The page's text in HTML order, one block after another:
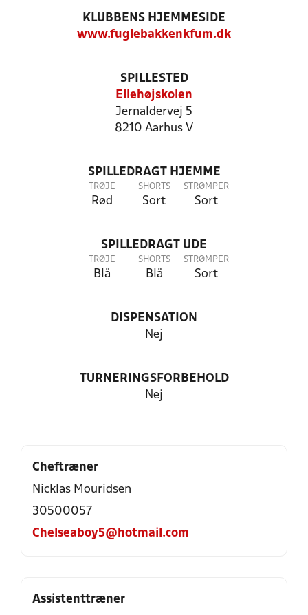
KLUBBENS HJEMMESIDE
www.fuglebakkenkfum.dk
SPILLESTED
Ellehøjskolen
Jernaldervej 5
8210 Aarhus V
SPILLEDRAGT HJEMME
TRØJE
Rød
SHORTS
Sort
STRØMPER
Sort
SPILLEDRAGT UDE
TRØJE
Blå
SHORTS
Blå
STRØMPER
Sort
DISPENSATION
Nej
TURNERINGSFORBEHOLD
Nej
Cheftræner
Nicklas Mouridsen
30500057
Chelseaboy5@hotmail.com
Assistenttræner